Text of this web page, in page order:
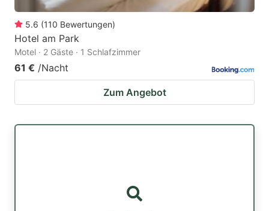
5.6 (110 Bewertungen)
Hotel am Park
Motel · 2 Gäste · 1 Schlafzimmer
61 € /Nacht
Zum Angebot